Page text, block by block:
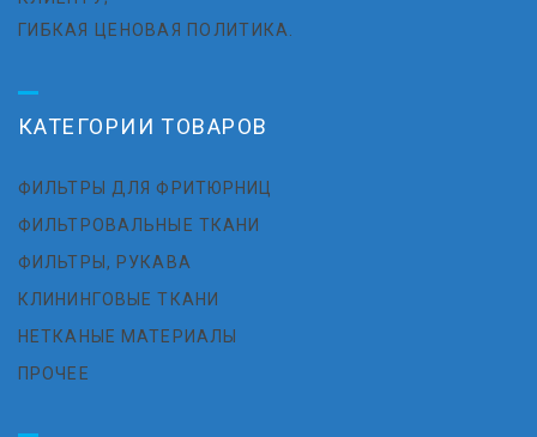
ГИБКАЯ ЦЕНОВАЯ ПОЛИТИКА.
КАТЕГОРИИ ТОВАРОВ
ФИЛЬТРЫ ДЛЯ ФРИТЮРНИЦ
ФИЛЬТРОВАЛЬНЫЕ ТКАНИ
ФИЛЬТРЫ, РУКАВА
КЛИНИНГОВЫЕ ТКАНИ
НЕТКАНЫЕ МАТЕРИАЛЫ
ПРОЧЕЕ